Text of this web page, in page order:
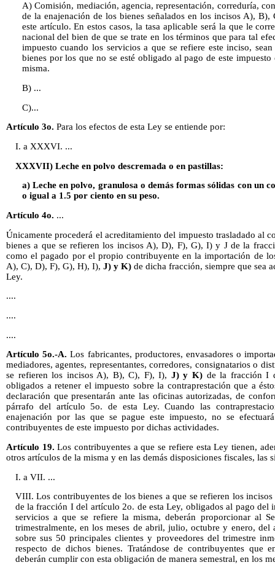
A) Comisión, mediación, agencia, representación, correduría,
de la enajenación de los bienes señalados en los incisos A),
este artículo. En estos casos, la tasa aplicable será la que le
nacional del bien de que se trate en los términos que para tal
impuesto cuando los servicios a que se refiere este inciso,
bienes por los que no se esté obligado al pago de este
misma.
B) ...
C)...
Artículo 3o. Para los efectos de esta Ley se entiende por:
I. a XXXVI. ...
XXXVII) Leche en polvo descremada o en pastillas:
a) Leche en polvo, granulosa o demás formas sólidas con un
o igual a 1.5 por ciento en su peso.
Artículo 4o. ...
Únicamente procederá el acreditamiento del impuesto trasladado al
bienes a que se refieren los incisos A), D), F), G), I) y J de la
como el pagado por el propio contribuyente en la importación de
A), C), D), F), G), H), I), J) y K) de dicha fracción, siempre que sea
Ley.
....
....
....
Artículo 5o.-A. Los fabricantes, productores, envasadores o
mediadores, agentes, representantes, corredores, consignatarios o
se refieren los incisos A), B), C), F), I), J) y K) de la fracción I
obligados a retener el impuesto sobre la contraprestación que a
declaración que presentarán ante las oficinas autorizadas, de
párrafo del artículo 5o. de esta Ley. Cuando las
enajenación por las que se pague este impuesto, no se
contribuyentes de este impuesto por dichas actividades.
Artículo 19. Los contribuyentes a que se refiere esta Ley tienen,
otros artículos de la misma y en las demás disposiciones fiscales, las
I. a VII. ...
VIII. Los contribuyentes de los bienes a que se refieren los
de la fracción I del artículo 2o. de esta Ley, obligados al pago del
servicios a que se refiere la misma, deberán proporcionar al
trimestralmente, en los meses de abril, julio, octubre y enero,
sobre sus 50 principales clientes y proveedores del trimestre
respecto de dichos bienes. Tratándose de contribuyentes que
deberán cumplir con esta obligación de manera semestral, en los